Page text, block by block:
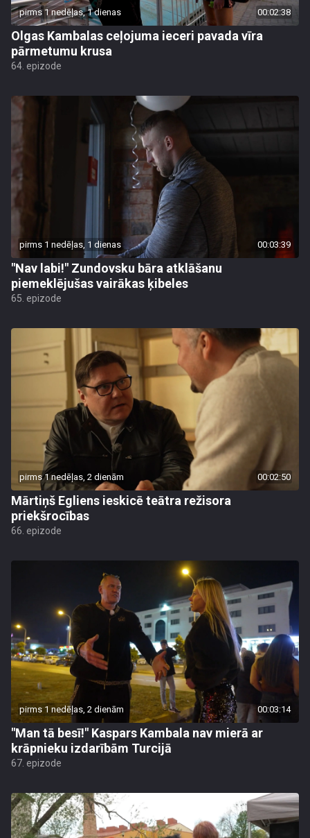
pirms 1 nedēļas, 1 dienas 00:02:38
Olgas Kambalas ceļojuma ieceri pavada vīra
pārmetumu krusa
64. epizode
pirms 1 nedēļas, 1 dienas 00:03:39
"Nav labi!" Zundovsku bāra atklāšanu
piemeklējušas vairākas ķibeles
65. epizode
pirms 1 nedēļas, 2 dienām 00:02:50
Mārtiņš Egliens ieskicē teātra režisora
priekšrocības
66. epizode
pirms 1 nedēļas, 2 dienām 00:03:14
"Man tā besī!" Kaspars Kambala nav mierā ar
krāpnieku izdarībām Turcijā
67. epizode